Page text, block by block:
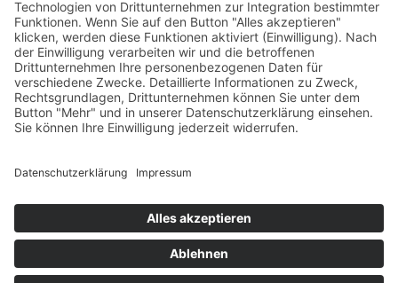
Folgt uns auf facebook